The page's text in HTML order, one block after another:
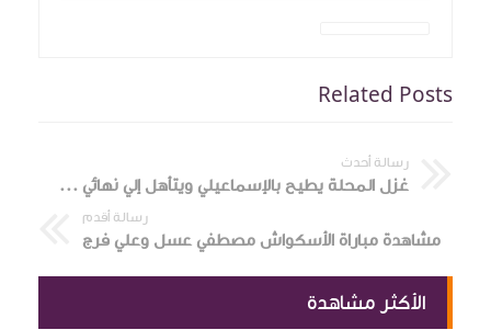
Related Posts
رسالة أحدث
غزل المحلة يطيح بالإسماعيلي ويتأهل إلي نهائي كأس الرابطة
رسالة أقدم
مشاهدة مباراة الأسكواش مصطفي عسل وعلي فرج
الأكثر مشاهدة